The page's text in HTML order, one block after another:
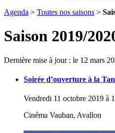
Agenda > Toutes nos saisons >
Saison 2019/
Dernière mise à jour : le 12 mars
Soirée d’ouverture à la
Vendredi 11 octobre 2019 à
Cinéma Vauban, Avallon